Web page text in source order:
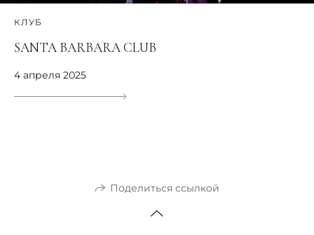
КЛУБ
SANTA BARBARA CLUB
4 апреля 2025
Поделиться ссылкой